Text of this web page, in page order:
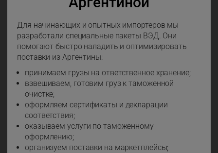
Для начинающих и опытных импортеров мы
разработали специальные пакеты ВЭД. Они
помогают быстро наладить и оптимизировать
поставки из Аргентины:
принимаем грузы на ответственное хранение;
взвешиваем, готовим груз к таможенной
очистке;
оформляем сертификаты и декларации
соответствия;
оказываем услуги по таможенному
оформлению;
организуем поставки на маркетплейсы;